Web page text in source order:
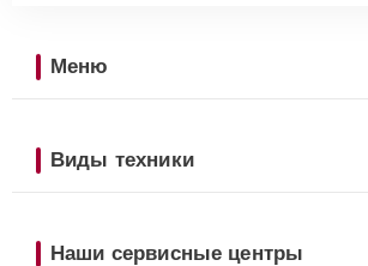
Меню
Виды техники
Наши сервисные центры